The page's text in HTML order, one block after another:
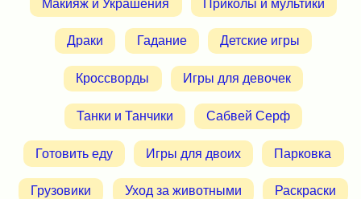
Макияж и Украшения Приколы и мультики
Драки Гадание Детские игры
Кроссворды Игры для девочек
Танки и Танчики Сабвей Серф
Готовить еду Игры для двоих Парковка
Грузовики Уход за животными Раскраски